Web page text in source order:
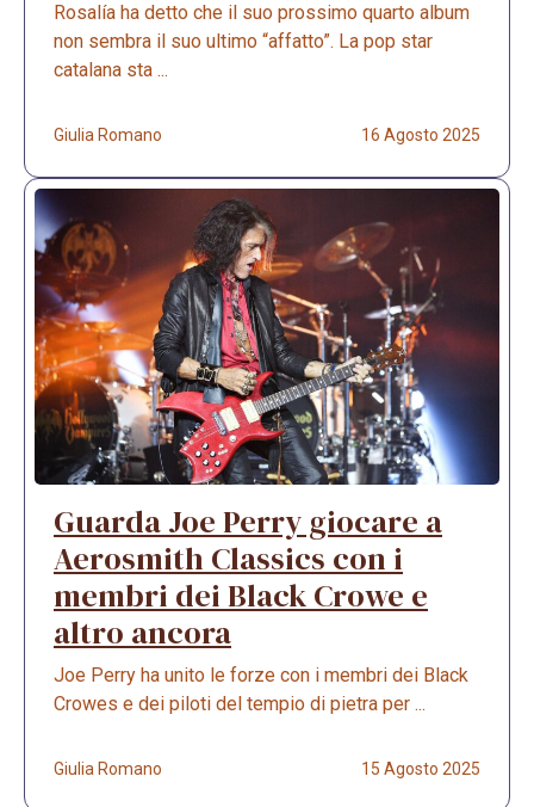
Rosalía ha detto che il suo prossimo quarto album
non sembra il suo ultimo “affatto”. La pop star
catalana sta ...
Giulia Romano 16 Agosto 2025
Guarda Joe Perry giocare a
Aerosmith Classics con i
membri dei Black Crowe e
altro ancora
Joe Perry ha unito le forze con i membri dei Black
Crowes e dei piloti del tempio di pietra per ...
Giulia Romano 15 Agosto 2025